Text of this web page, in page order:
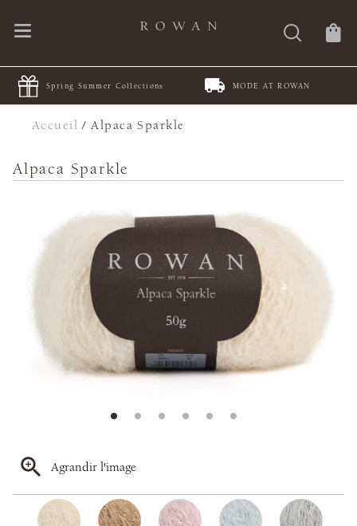
Spring Summer Collections MODE AT ROWAN
Accueil /Alpaca Sparkle
Alpaca Sparkle
Agrandir l'image